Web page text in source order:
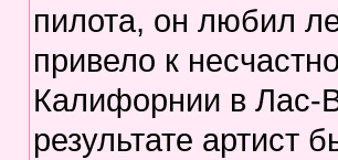
пилота, он любил
привело к
Калифорнии в Лас-
результате артист